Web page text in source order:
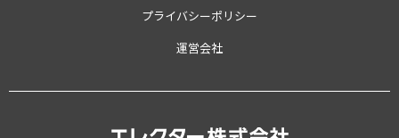
プライバシーポリシー
運営会社